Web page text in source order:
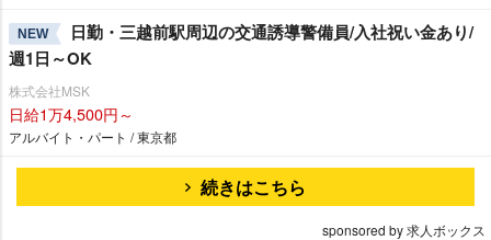
NEW
日勤・三越前駅周辺の交通誘導警備員/入社祝い金あり/
週1日～OK
株式会社MSK
日給1万4,500円～
アルバイト・パート / 東京都
続きはこちら
sponsored by 求人ボックス